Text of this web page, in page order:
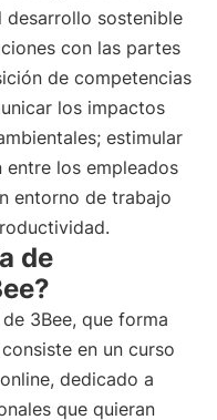
desarrollo sostenible
con las partes
de competencias
los impactos
estimular
los empleados
entorno de trabajo
de
3Bee, que forma
en un curso
dedicado a
que quieran